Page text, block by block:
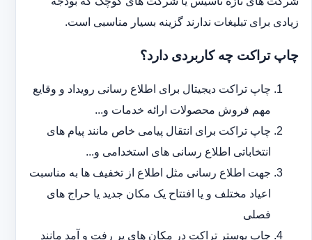
زیادی برای تبلیغات ندارند گزینه بسیار مناسبی است.
چاپ تراکت چه کاربردی دارد؟
چاپ تراکت دیجیتال برای اطلاع رسانی رویداد و وقایع
مهم فروش محصولات ارائه خدمات و...
چاپ تراکت برای انتقال پیامی خاص مانند پیام های
انتخاباتی اطلاع رسانی های استخدامی و...
جهت اطلاع رسانی مثل اطلاع از تخفیف ها به مناسبت
اعیاد مختلف و یا افتتاح یک مکان جدید یا حراج های
فصلی
چاپ پوستر تراکت در مکان های پر رفت و آمد مانند